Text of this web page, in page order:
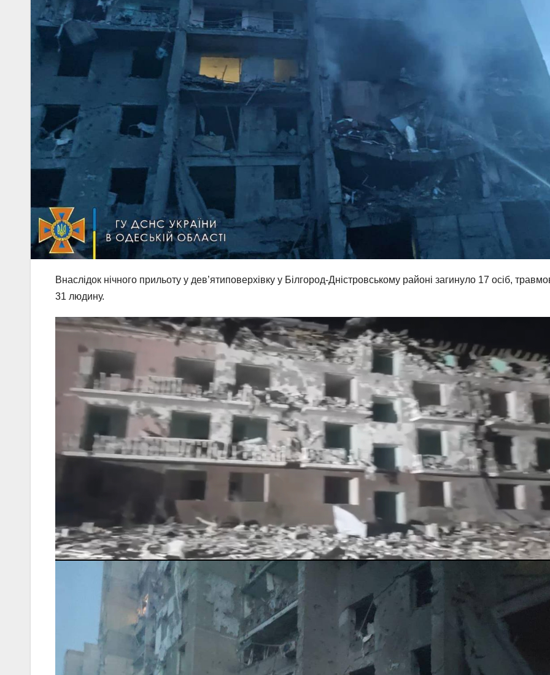
Внаслідок нічного прильоту у дев’ятиповерхівку у Білгород-Дністровському районі загинуло 17 осіб,
31 людину.